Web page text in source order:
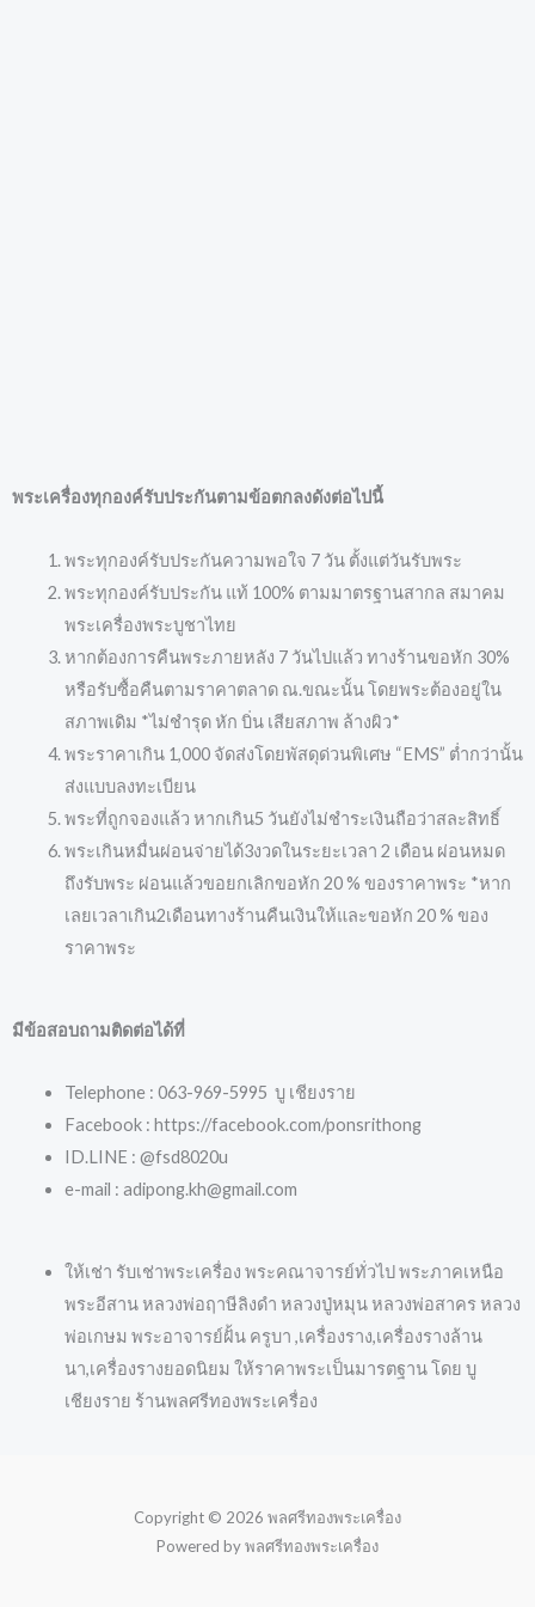
พระเครื่องทุกองค์รับประกันตามข้อตกลงดังต่อไปนี้
พระทุกองค์รับประกันความพอใจ 7 วัน ตั้งแต่วันรับพระ
พระทุกองค์รับประกัน แท้ 100% ตามมาตรฐานสากล สมาคม
พระเครื่องพระบูชาไทย
หากต้องการคืนพระภายหลัง 7 วันไปแล้ว ทางร้านขอหัก 30%
หรือรับซื้อคืนตามราคาตลาด ณ.ขณะนั้น โดยพระต้องอยู่ใน
สภาพเดิม *ไม่ชำรุด หัก บิ่น เสียสภาพ ล้างผิว*
พระราคาเกิน 1,000 จัดส่งโดยพัสดุด่วนพิเศษ “EMS” ต่ำกว่านั้น
ส่งแบบลงทะเบียน
พระที่ถูกจองแล้ว หากเกิน5 วันยังไม่ชำระเงินถือว่าสละสิทธิ์
พระเกินหมื่นผ่อนจ่ายได้3งวดในระยะเวลา 2 เดือน ผ่อนหมด
ถึงรับพระ ผ่อนแล้วขอยกเลิกขอหัก 20 % ของราคาพระ *หาก
เลยเวลาเกิน2เดือนทางร้านคืนเงินให้และขอหัก 20 % ของ
ราคาพระ
มีข้อสอบถามติดต่อได้ที่
Telephone : 063-969-5995 บู เชียงราย
Facebook : https://facebook.com/ponsrithong
ID.LINE : @fsd8020u
e-mail : adipong.kh@gmail.com
ให้เช่า รับเช่าพระเครื่อง พระคณาจารย์ทั่วไป พระภาคเหนือ
พระอีสาน หลวงพ่อฤาษีลิงดำ หลวงปู่หมุน หลวงพ่อสาคร หลวง
พ่อเกษม พระอาจารย์ฝั้น ครูบา ,เครื่องราง,เครื่องรางล้าน
นา,เครื่องรางยอดนิยม ให้ราคาพระเป็นมารตฐาน โดย บู
เชียงราย ร้านพลศรีทองพระเครื่อง
Copyright © 2026 พลศรีทองพระเครื่อง
Powered by พลศรีทองพระเครื่อง